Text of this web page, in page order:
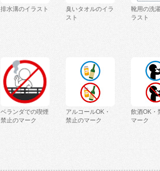
排水溝のイラスト
臭いタオルのイラ
スト
靴用の洗
ラスト
ベランダでの喫煙
禁止のマーク
アルコールOK・
禁止のマーク
飲酒OK・
マーク